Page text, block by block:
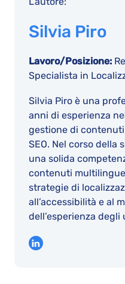
Silvia Piro
Lavoro/Posizione:
Specialista in
Silvia Piro è una
anni di esperienza
gestione di
SEO. Nel corso della
una solida
contenuti
strategie di
all’accessibilità e al
dell’esperienza